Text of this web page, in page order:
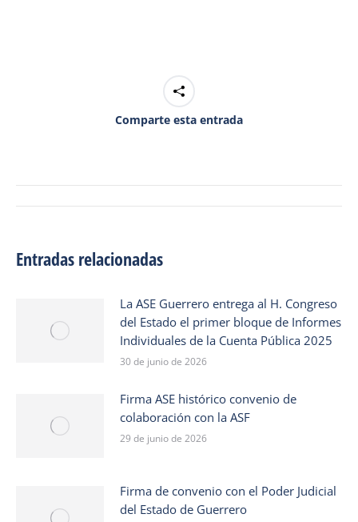
Comparte esta entrada
entradas
Entradas relacionadas
La ASE Guerrero entrega al H. Congreso
del Estado el primer bloque de Informes
Individuales de la Cuenta Pública 2025
30 de junio de 2026
Firma ASE histórico convenio de
colaboración con la ASF
29 de junio de 2026
Firma de convenio con el Poder Judicial
del Estado de Guerrero